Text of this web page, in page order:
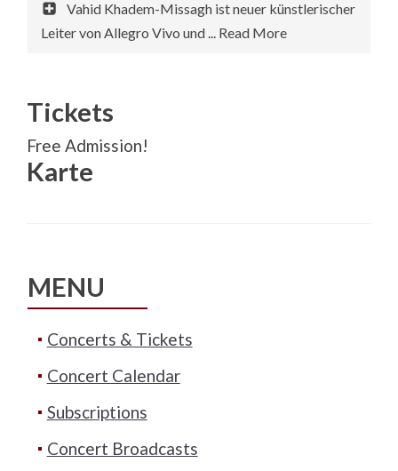
Vahid Khadem-Missagh ist neuer künstlerischer
Leiter von Allegro Vivo und ... Read More
Tickets
Free Admission!
Karte
MENU
Concerts & Tickets
Concert Calendar
Subscriptions
Concert Broadcasts